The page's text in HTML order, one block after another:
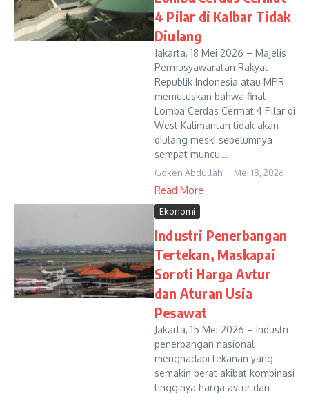
4 Pilar di Kalbar Tidak
Diulang
Jakarta, 18 Mei 2026 – Majelis
Permusyawaratan Rakyat
Republik Indonesia atau MPR
memutuskan bahwa final
Lomba Cerdas Cermat 4 Pilar di
West Kalimantan tidak akan
diulang meski sebelumnya
sempat muncu...
Goken Abdullah Mei 18, 2026
Read More
Ekonomi
Industri Penerbangan
Tertekan, Maskapai
Soroti Harga Avtur
dan Aturan Usia
Pesawat
Jakarta, 15 Mei 2026 – Industri
penerbangan nasional
menghadapi tekanan yang
semakin berat akibat kombinasi
tingginya harga avtur dan